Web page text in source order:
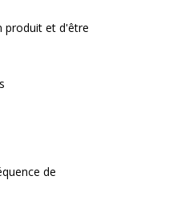
produit et d'être
de